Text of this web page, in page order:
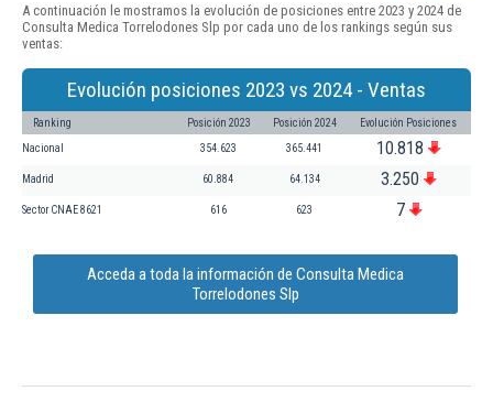
A continuación le mostramos la evolución de posiciones entre 2023 y 2024 de
Consulta Medica Torrelodones Slp por cada uno de los rankings según sus
ventas:
Evolución posiciones 2023 vs 2024 - Ventas
Ranking Posición 2023 Posición 2024 Evolución Posiciones
Nacional 354.623 365.441 10.818
Madrid 60.884 64.134 3.250
Sector CNAE 8621 616 623 7
Acceda a toda la información de Consulta Medica
Torrelodones Slp